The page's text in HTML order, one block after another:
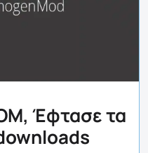
Έφτασε τα